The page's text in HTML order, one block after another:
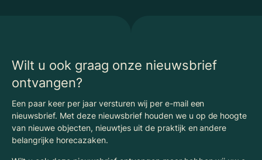
Wilt u ook graag onze nieuwsbrief
ontvangen?
Een paar keer per jaar versturen wij per e-mail een
nieuwsbrief. Met deze nieuwsbrief houden we u op de hoogte
van nieuwe objecten, nieuwtjes uit de praktijk en andere
belangrijke horecazaken.